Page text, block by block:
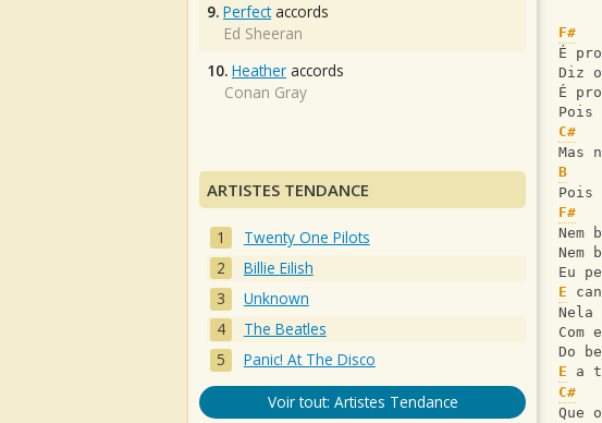
F#
É
Diz
É
Pois
C#
Mas
B
Pois
F#
Nem
Nem
Eu
E
Nela
Com
Do
E a
C#
Que
9. Perfectaccords
Ed Sheeran
10. Heather accords
Conan Gray
ARTISTES TENDANCE
Twenty One Pilots
Billie Eilish
Unknown
The Beatles
Panic! At The Disco
Voir tout: Artistes Tendance